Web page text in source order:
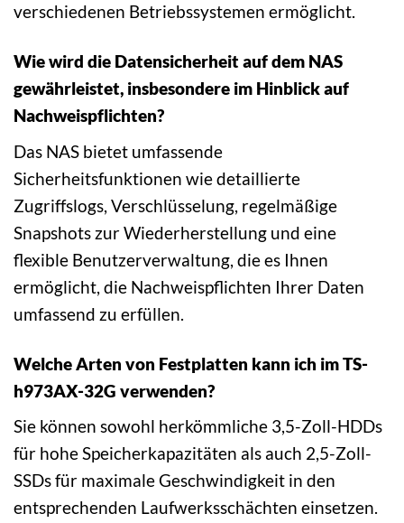
verschiedenen Betriebssystemen ermöglicht.
Wie wird die Datensicherheit auf dem NAS
gewährleistet, insbesondere im Hinblick auf
Nachweispflichten?
Das NAS bietet umfassende
Sicherheitsfunktionen wie detaillierte
Zugriffslogs, Verschlüsselung, regelmäßige
Snapshots zur Wiederherstellung und eine
flexible Benutzerverwaltung, die es Ihnen
ermöglicht, die Nachweispflichten Ihrer Daten
umfassend zu erfüllen.
Welche Arten von Festplatten kann ich im TS-
h973AX-32G verwenden?
Sie können sowohl herkömmliche 3,5-Zoll-HDDs
für hohe Speicherkapazitäten als auch 2,5-Zoll-
SSDs für maximale Geschwindigkeit in den
entsprechenden Laufwerksschächten einsetzen.